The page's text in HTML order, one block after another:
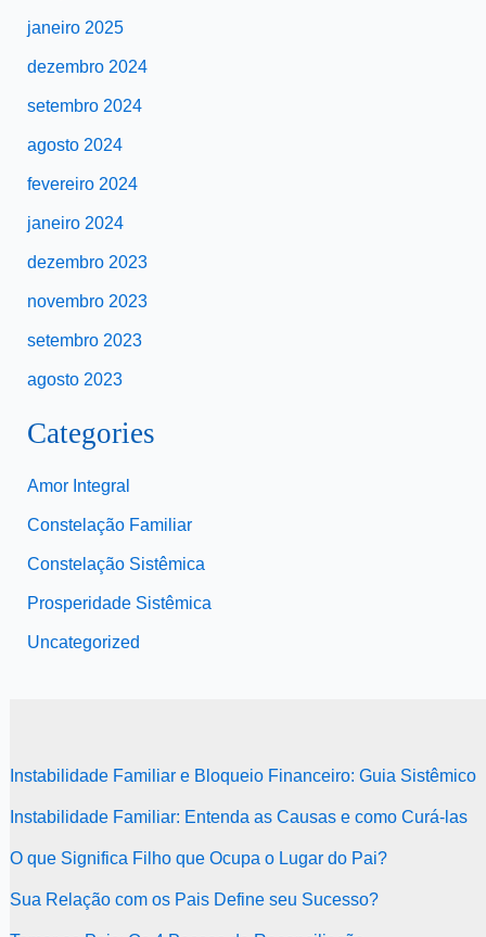
janeiro 2025
dezembro 2024
setembro 2024
agosto 2024
fevereiro 2024
janeiro 2024
dezembro 2023
novembro 2023
setembro 2023
agosto 2023
Categories
Amor Integral
Constelação Familiar
Constelação Sistêmica
Prosperidade Sistêmica
Uncategorized
Instabilidade Familiar e Bloqueio Financeiro: Guia Sistêmico
Instabilidade Familiar: Entenda as Causas e como Curá-las
O que Significa Filho que Ocupa o Lugar do Pai?
Sua Relação com os Pais Define seu Sucesso?